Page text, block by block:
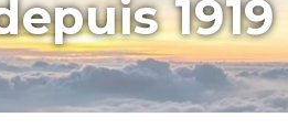
1919